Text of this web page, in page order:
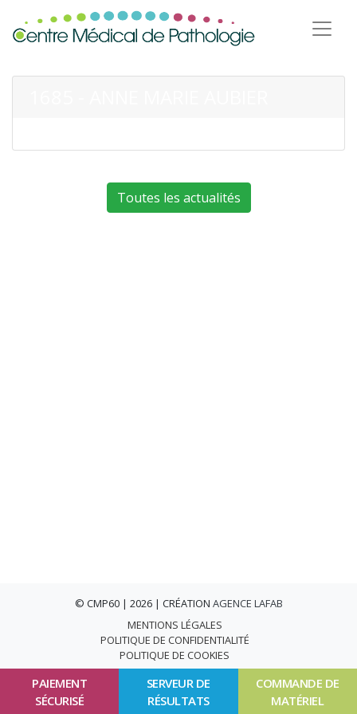
PAIEMENT
SÉCURISÉ
SERVEUR DE
RÉSULTATS
COMMANDE DE
MATÉRIEL
Toutes les actualités
© CMP60 | 2026 | CRÉATION AGENCE LAFAB
MENTIONS LÉGALES
POLITIQUE DE CONFIDENTIALITÉ
POLITIQUE DE COOKIES